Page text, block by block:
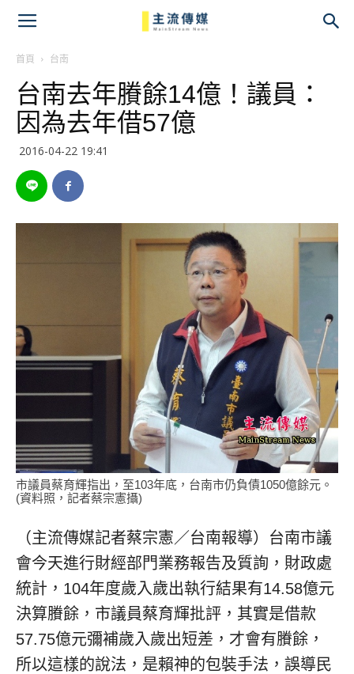
首頁 台南
台南去年賸餘14億！議員：
因為去年借57億
2016-04-22 19:41
市議員蔡育輝指出，至103年底，台南市仍負債1050億餘元。
(資料照，記者蔡宗憲攝)
（主流傳媒記者蔡宗憲／台南報導）台南市議
會今天進行財經部門業務報告及質詢，財政處
統計，104年度歲入歲出執行結果有14.58億元
決算賸餘，市議員蔡育輝批評，其實是借款
57.75億元彌補歲入歲出短差，才會有賸餘，
所以這樣的說法，是賴神的包裝手法，誤導民